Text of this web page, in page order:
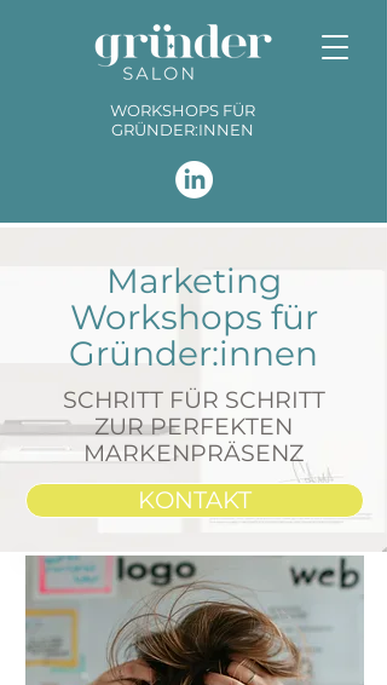
WORKSHOPS FÜR
GRÜNDER:INNEN
Marketing
Workshops für
Gründer:innen
SCHRITT FÜR SCHRITT
ZUR PERFEKTEN
MARKENPRÄSENZ
KONTAKT